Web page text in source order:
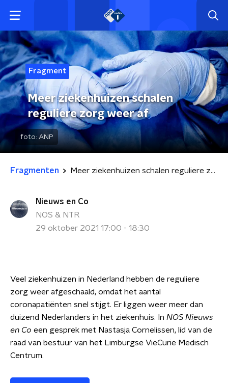
Fragment
Meer ziekenhuizen schalen
reguliere zorg weer af
foto: ANP
Fragmenten Meer ziekenhuizen schalen reguliere zorg weer af
Nieuws en Co
NOS & NTR
29 oktober 2021 17:00 - 18:30
Veel ziekenhuizen in Nederland hebben de reguliere
zorg weer afgeschaald, omdat het aantal
coronapatiënten snel stijgt. Er liggen weer meer dan
duizend Nederlanders in het ziekenhuis. In NOS Nieuws
en Co een gesprek met Nastasja Cornelissen, lid van de
raad van bestuur van het Limburgse VieCurie Medisch
Centrum.